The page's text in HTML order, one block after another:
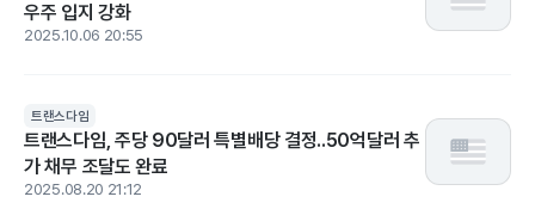
우주 입지 강화
2025.10.06 20:55
트랜스다임
트랜스다임, 주당 90달러 특별배당 결정..50억달러 추
가 채무 조달도 완료
2025.08.20 21:12